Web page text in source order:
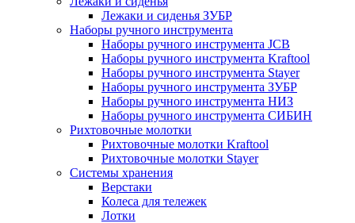
Лежаки и сиденья ЗУБР
Наборы ручного инструмента
Наборы ручного инструмента JCB
Наборы ручного инструмента Kraftool
Наборы ручного инструмента Stayer
Наборы ручного инструмента ЗУБР
Наборы ручного инструмента НИЗ
Наборы ручного инструмента СИБИН
Рихтовочные молотки
Рихтовочные молотки Kraftool
Рихтовочные молотки Stayer
Системы хранения
Верстаки
Колеса для тележек
Лотки